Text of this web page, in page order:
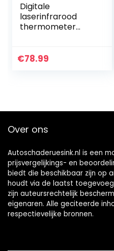
Digitale
laserinfrarood
thermometer
1500°C) met LCD-
€78.99
Over ons
Autoschaderuesink.nl is een
prijsvergelijkings- en
biedt die beschikbaar zijn op
houdt via de laatst
zijn auteursrechtelijk
eigenaren. Alle geciteerde
respectievelijke bronnen.